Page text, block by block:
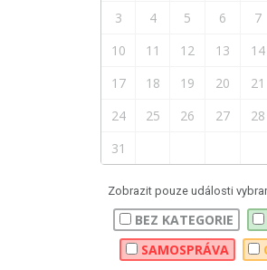
3
4 5 6 7
10
11 12 13 14
17
18 19 20 21
24
25 26 27 28
31
Zobrazit pouze události
BEZ KATEGORIE
SAMOSPRÁVA